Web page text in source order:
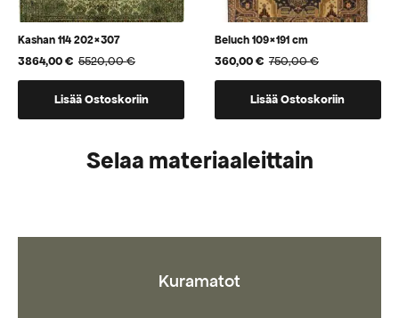
Kashan 114 202×307
5520,00€
Alkuperäinen
hinta
3864,00€
Nykyinen
hinta
Lisää Ostoskoriin
Beluch 109×191 cm
750,00€
Alkuperäinen
hinta
360,00€
Nykyinen
hinta
Lisää Ostoskoriin
Selaa materiaaleittain
Kuramatot